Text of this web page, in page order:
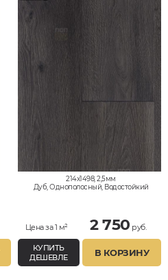
214x1498, 2,5мм
Дуб, Однополосный, Водостойкий
Цена за 1 м² 2 750 руб.
КУПИТЬ
ДЕШЕВЛЕ
В КОРЗИНУ